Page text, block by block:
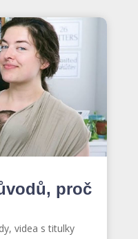
proč
videa s titulky